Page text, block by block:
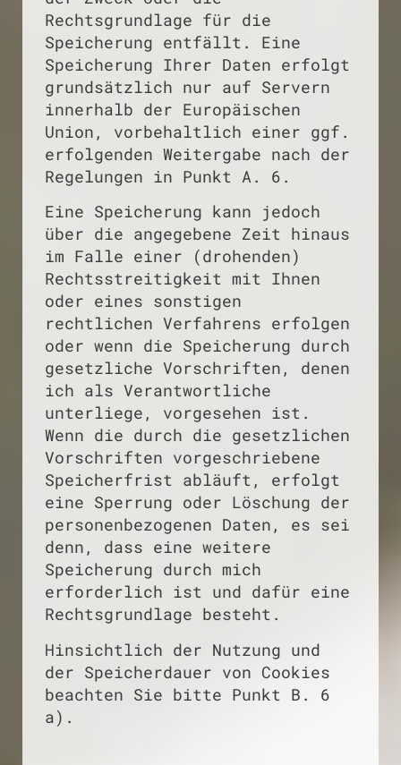
Rechtsgrundlage für die
Speicherung entfällt. Eine
Speicherung Ihrer Daten erfolgt
grundsätzlich nur auf Servern
innerhalb der Europäischen
Union, vorbehaltlich einer ggf.
erfolgenden Weitergabe nach der
Regelungen in Punkt A. 6.
Eine Speicherung kann jedoch
über die angegebene Zeit hinaus
im Falle einer (drohenden)
Rechtsstreitigkeit mit Ihnen
oder eines sonstigen
rechtlichen Verfahrens erfolgen
oder wenn die Speicherung durch
gesetzliche Vorschriften, denen
ich als Verantwortliche
unterliege, vorgesehen ist.
Wenn die durch die gesetzlichen
Vorschriften vorgeschriebene
Speicherfrist abläuft, erfolgt
eine Sperrung oder Löschung der
personenbezogenen Daten, es sei
denn, dass eine weitere
Speicherung durch mich
erforderlich ist und dafür eine
Rechtsgrundlage besteht.
Hinsichtlich der Nutzung und
der Speicherdauer von Cookies
beachten Sie bitte Punkt B. 6
a).